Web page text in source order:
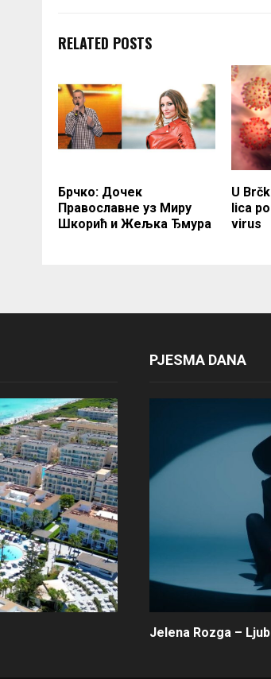
RELATED POSTS
Брчко: Дочек
Православне уз Миру
Шкорић и Жељка Ђмура
U
lica
virus
PJESMA DANA
Jelena Rozga –